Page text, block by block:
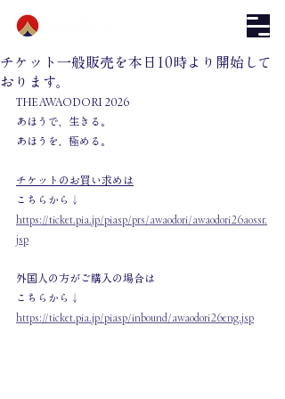
チケット一般販売を本日10時より開始して
おります。
THE AWAODORI 2026
あほうで、生きる。
あほうを、極める。
チケットのお買い求めは
こちらから↓
https://ticket.pia.jp/piasp/prs/awaodori/awaodori26aossr.
jsp
外国人の方がご購入の場合は
こちらから↓
https://ticket.pia.jp/piasp/inbound/awaodori26eng.jsp